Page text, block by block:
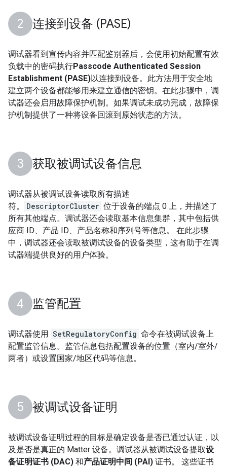
连接到设备 (PASE)
调试器看到宣传内容并匹配鉴别器后，会使用初始配置有效
负载中的密码执行Passcode Authenticated Session
Establishment (PASE)以连接到设备。此方法用于安全地
建立两个设备都能够用来建立通信的密钥。在此步骤中，调
试器还会启用故障保护机制。如果调试未成功完成，故障保
护机制提供了一种将设备回滚到原始状态的方法。
获取被调试设备信息
调试器从被调试设备读取所有描述
符。
DescriptorCluster 位于设备的端点 0 上，并描述了
所有其他端点。调试器还会读取基本信息集群，其中包括供
应商 ID、产品 ID、产品名称和序列号等信息。 在此步骤
中，调试器还会读取被调试设备的设备类型，这有助于在调
试器端提供良好的用户体验。
监管配置
调试器使用 SetRegulatoryConfig 命令在被调试设备上
配置监管信息。监管信息包括配置设备的位置（室内/室外/
两者）或设置国家/地区代码等信息。
被调试设备证明
被调试设备证明过程的目标是确定设备是否已通过认证，以
及是否是真正的 Matter 设备。调试器从被调试设备提取设
备证明证书 (DAC) 和产品证明中间 (PAI) 证书。 这些证书